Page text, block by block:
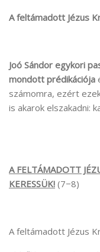
A feltámadott Jézus
Joó Sándor egykori
mondott prédikációja
számomra, ezért
is akarok elszakadni:
A FELTÁMADOTT
KERESSÜK! (7−8)
A feltámadott Jézus